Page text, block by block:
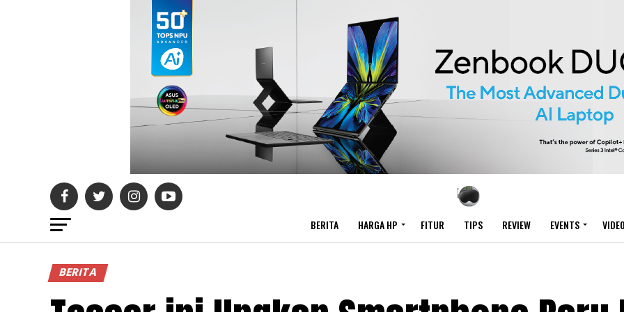
BERITA HARGA HP FITUR TIPS REVIEW EVENTS
BERITA